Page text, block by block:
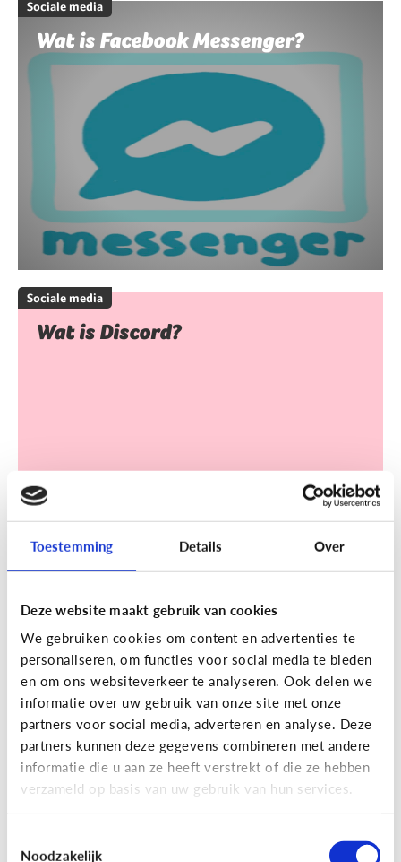
Toestemming Details Over
Deze website maakt gebruik van cookies
We gebruiken cookies om content en advertenties te
personaliseren, om functies voor social media te bieden
en om ons websiteverkeer te analyseren. Ook delen we
informatie over uw gebruik van onze site met onze
partners voor social media, adverteren en analyse. Deze
partners kunnen deze gegevens combineren met andere
informatie die u aan ze heeft verstrekt of die ze hebben
verzameld op basis van uw gebruik van hun services.
Noodzakelijk
Sociale media
Wat is Facebook Messenger?
Sociale media
Wat is Discord?
[Klik & Print]Een account
aanmaken op TikTok? Doe de
TikTok check!
Ontdek de checklist!